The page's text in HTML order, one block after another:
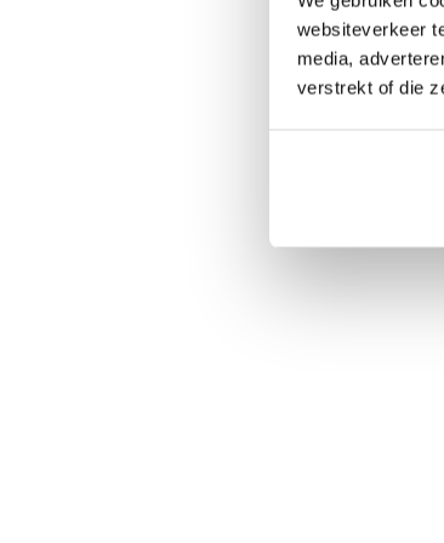
websiteverkeer
media,
verstrekt of die